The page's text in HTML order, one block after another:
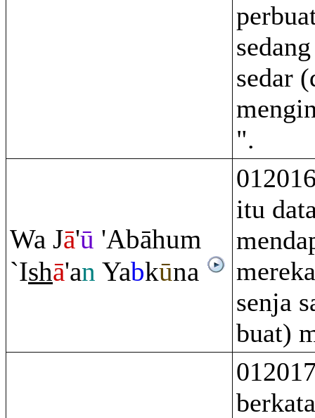
sedar
".
Wa Jā'ū 'Abāhum
`Ishā'an Yabkūna
itu
senja
buat)